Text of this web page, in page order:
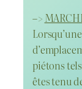
–>
piétons
êtes tenu